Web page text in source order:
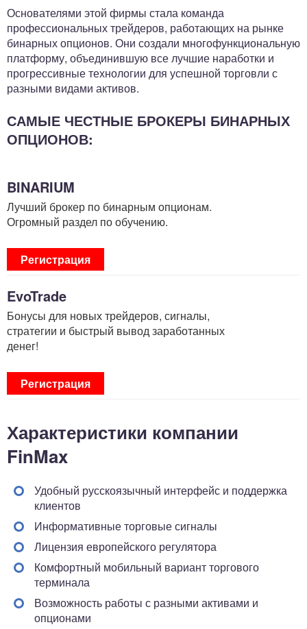
Основателями этой фирмы стала команда
профессиональных трейдеров, работающих на рынке
бинарных опционов. Они создали многофункциональную
платформу, объединившую все лучшие наработки и
прогрессивные технологии для успешной торговли с
разными видами активов.
САМЫЕ ЧЕСТНЫЕ БРОКЕРЫ БИНАРНЫХ
ОПЦИОНОВ:
BINARIUM
Лучший брокер по бинарным опционам.
Огромный раздел по обучению.
Регистрация
EvoTrade
Бонусы для новых трейдеров, сигналы,
стратегии и быстрый вывод заработанных
денег!
Регистрация
Характеристики компании
FinMax
Удобный русскоязычный интерфейс и поддержка
клиентов
Информативные торговые сигналы
Лицензия европейского регулятора
Комфортный мобильный вариант торгового
терминала
Возможность работы с разными активами и
опционами